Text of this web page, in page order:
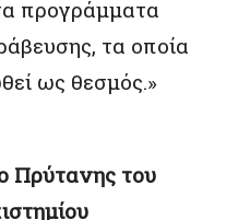
προγράμματα
τα οποία
ως θεσμός.»
Πρύτανης του